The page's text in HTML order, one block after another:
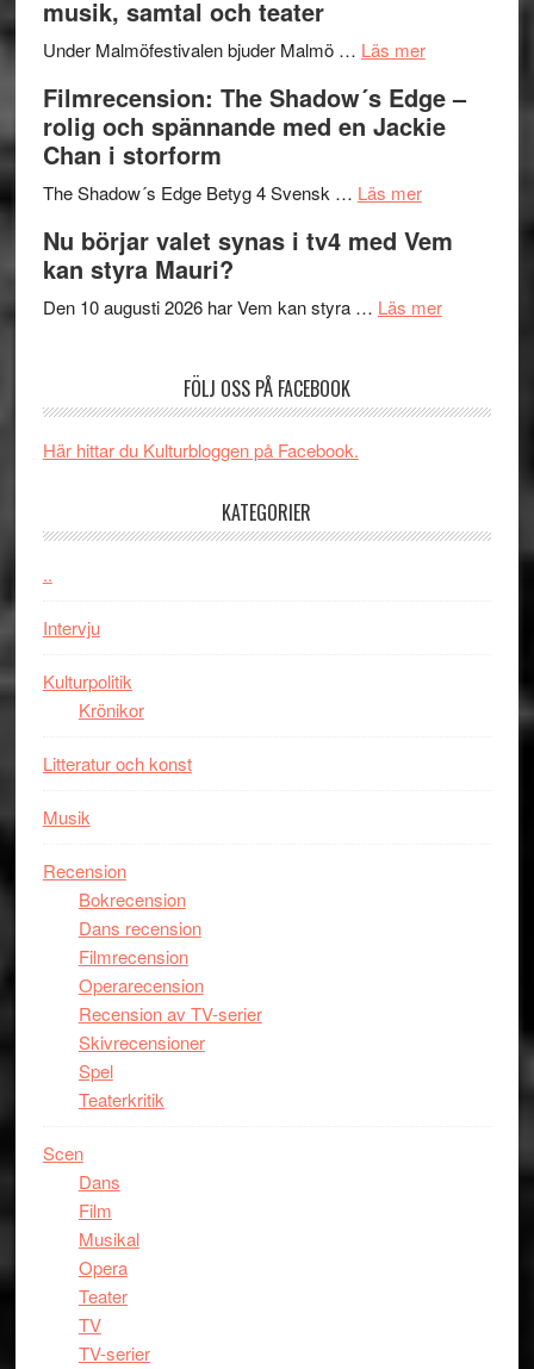
på
Roland
Pöntinen
Artipelag
musik, samtal och teater
Under Malmöfestivalen bjuder Malmö … Läs merom
bjuder
in
samtal
teater
Filmrecension: The Shadow´s Edge –
rolig och spännande med en Jackie
Chan i storform
The Shadow´s Edge Betyg 4 Svensk … Läs merom
The
´s
och
Jackie
Nu börjar valet synas i tv4 med Vem
kan styra Mauri?
Den 10 augusti 2026 har Vem kan styra … Läs merom
synas
Vem
FÖLJ OSS PÅ FACEBOOK
Här hittar du Kulturbloggen på Facebook.
KATEGORIER
..
Intervju
Kulturpolitik
Krönikor
Litteratur och konst
Musik
Recension
Bokrecension
Dans recension
Filmrecension
Operarecension
Recension av TV-serier
Skivrecensioner
Spel
Teaterkritik
Scen
Dans
Film
Musikal
Opera
Teater
TV
TV-serier